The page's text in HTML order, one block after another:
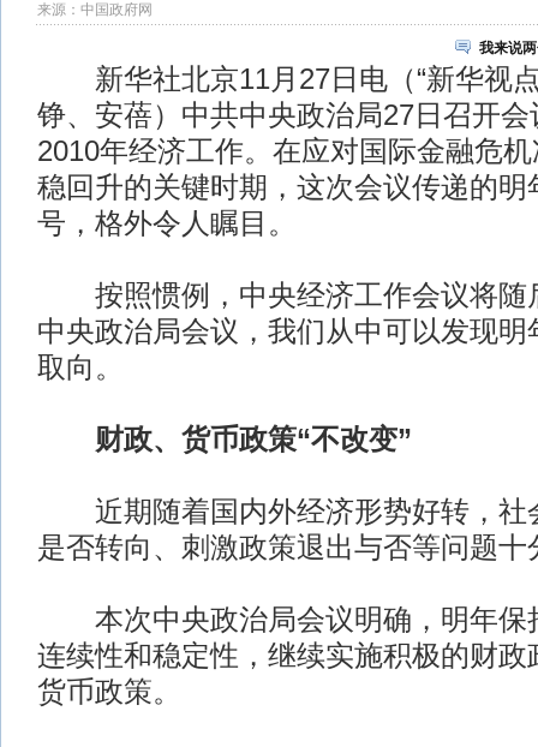
来源： 中国政府网
我来说
新华社北京11月27日电（“新华视点
铮、安蓓）中共中央政治局27日召开
2010年经济工作。在应对国际金融危
稳回升的关键时期，这次会议传递的明
号，格外令人瞩目。
按照惯例，中央经济工作会议将随
中央政治局会议，我们从中可以发现明
取向。
财政、货币政策“不改变”
近期随着国内外经济形势好转，社
是否转向、刺激政策退出与否等问题十
本次中央政治局会议明确，明年保
连续性和稳定性，继续实施积极的财政
货币政策。